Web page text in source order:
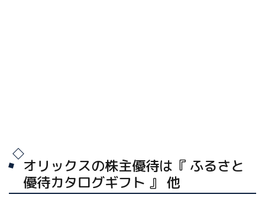
オリックスの株主優待は『 ふるさと
優待カタログギフト 』 他